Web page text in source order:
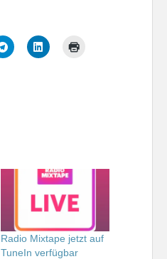
Radio Mixtape jetzt auf
TuneIn verfügbar